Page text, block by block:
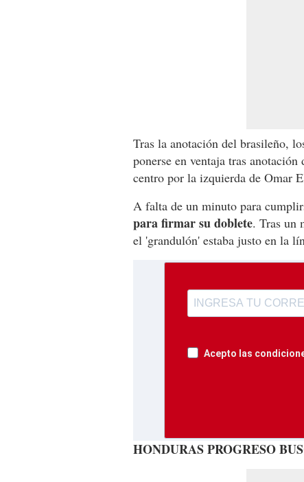
Tras la anotación del brasileño,
ponerse en ventaja tras anotación
centro por la izquierda de Omar
A falta de un minuto para
para firmar su doblete. Tras un
el 'grandulón' estaba justo en la
Acepto las
HONDURAS PROGRESO